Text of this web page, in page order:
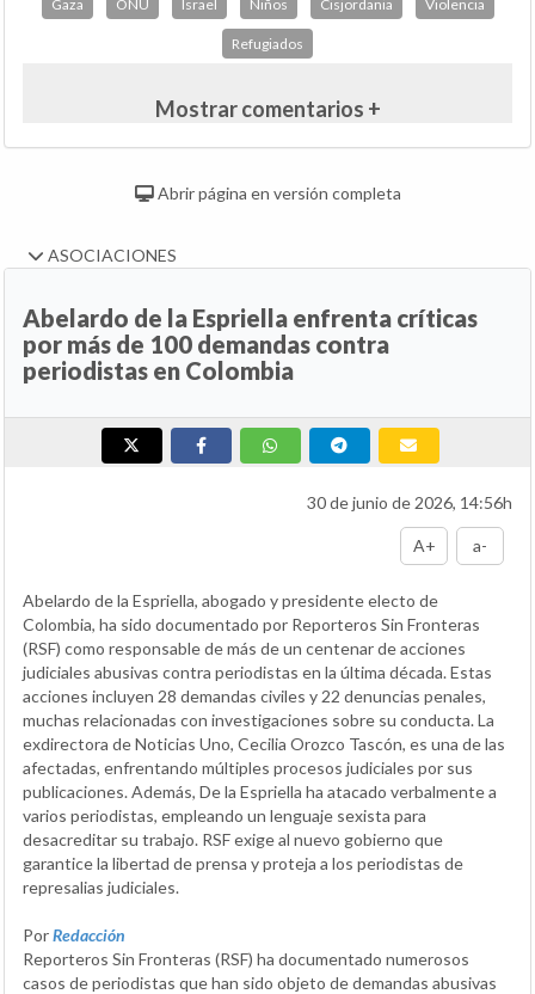
Gaza ONU Israel Niños Cisjordania Violencia
Refugiados
Mostrar comentarios +
Abrir página en versión completa
ASOCIACIONES
Abelardo de la Espriella enfrenta críticas
por más de 100 demandas contra
periodistas en Colombia
30 de junio de 2026, 14:56h
A+ a-
Abelardo de la Espriella, abogado y presidente electo de
Colombia, ha sido documentado por Reporteros Sin Fronteras
(RSF) como responsable de más de un centenar de acciones
judiciales abusivas contra periodistas en la última década. Estas
acciones incluyen 28 demandas civiles y 22 denuncias penales,
muchas relacionadas con investigaciones sobre su conducta. La
exdirectora de Noticias Uno, Cecilia Orozco Tascón, es una de las
afectadas, enfrentando múltiples procesos judiciales por sus
publicaciones. Además, De la Espriella ha atacado verbalmente a
varios periodistas, empleando un lenguaje sexista para
desacreditar su trabajo. RSF exige al nuevo gobierno que
garantice la libertad de prensa y proteja a los periodistas de
represalias judiciales.
PorRedacción
Reporteros Sin Fronteras (RSF) ha documentado numerosos
casos de periodistas que han sido objeto de demandas abusivas